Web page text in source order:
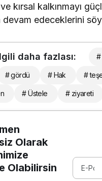
kırsal kalkınmayı
devam edeceklerini
daha fazlası: #
# gördü # Hak #
# Üstele # ziyareti
Olarak
Olabilirsin